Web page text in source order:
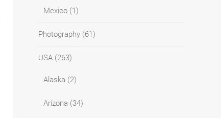
Mexico (1)
Photography (61)
USA (263)
Alaska (2)
Arizona (34)